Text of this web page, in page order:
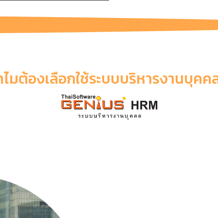
มต้องเลือกใช้ระบบบริหารงานบุคค